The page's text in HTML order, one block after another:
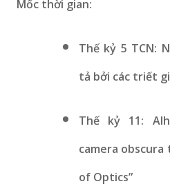
Mốc thời gian:
Thế kỷ 5 TCN:
tả bởi các triết
Thế kỷ 11:
camera
of Optics”